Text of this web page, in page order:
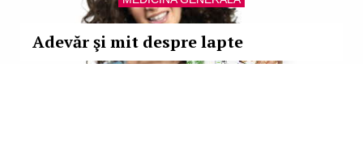
Adevăr şi mit despre lapte